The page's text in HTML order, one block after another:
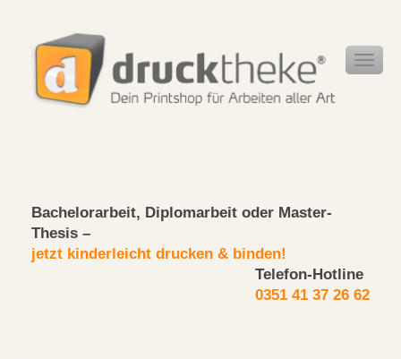
Bachelorarbeit, Diplomarbeit oder Master-
Thesis –
jetzt kinderleicht drucken & binden!
Telefon-Hotline
0351 41 37 26 62